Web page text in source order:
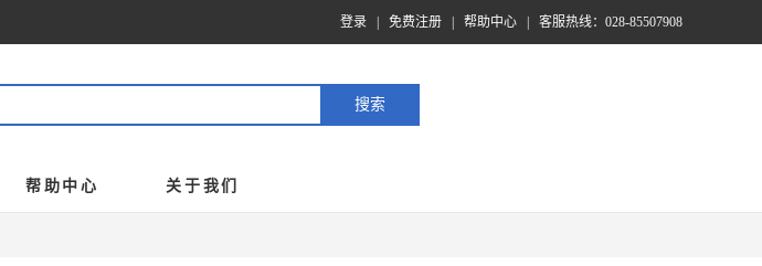
登录 免费注册 帮助中心 客服热线：028-85507908
帮助中心 关于我们